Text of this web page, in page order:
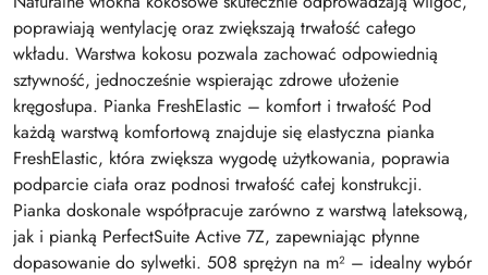
poprawiają wentylację oraz zwiększają trwałość całego
wkładu. Warstwa kokosu pozwala zachować odpowiednią
sztywność, jednocześnie wspierając zdrowe ułożenie
kręgosłupa. Pianka FreshElastic – komfort i trwałość Pod
każdą warstwą komfortową znajduje się elastyczna pianka
FreshElastic, która zwiększa wygodę użytkowania, poprawia
podparcie ciała oraz podnosi trwałość całej konstrukcji.
Pianka doskonale współpracuje zarówno z warstwą lateksową,
jak i pianką PerfectSuite Active 7Z, zapewniając płynne
dopasowanie do sylwetki. 508 sprężyn na m² – idealny wybór